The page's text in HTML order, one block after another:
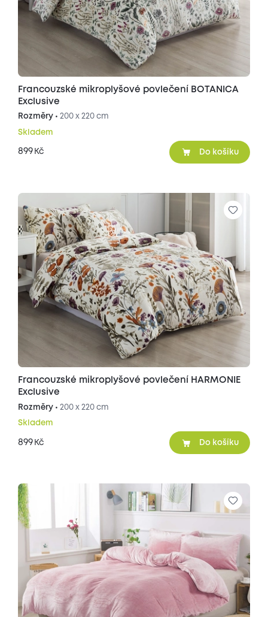
Francouzské mikroplyšové povlečení BOTANICA
Exclusive
Rozměry • 200 x 220 cm
Skladem
899 Kč Do košíku
Francouzské mikroplyšové povlečení HARMONIE
Exclusive
Rozměry • 200 x 220 cm
Skladem
899 Kč Do košíku